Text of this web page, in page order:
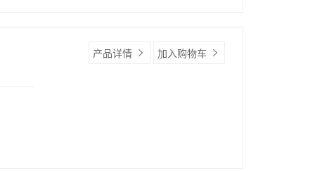
产品详情 加入购物车